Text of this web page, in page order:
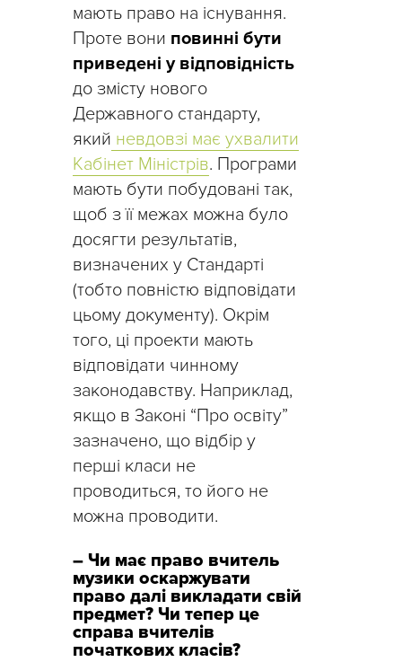
мають право на існування.
Проте вони повинні бути
приведені у відповідність
до змісту нового
Державного стандарту,
який невдовзі має ухвалити
Кабінет Міністрів. Програми
мають бути побудовані так,
щоб з її межах можна було
досягти результатів,
визначених у Стандарті
(тобто повністю відповідати
цьому документу). Окрім
того, ці проекти мають
відповідати чинному
законодавству. Наприклад,
якщо в Законі “Про освіту”
зазначено, що відбір у
перші класи не
проводиться, то його не
можна проводити.
– Чи має право вчитель
музики оскаржувати
право далі викладати свій
предмет? Чи тепер це
справа вчителів
початкових класів?